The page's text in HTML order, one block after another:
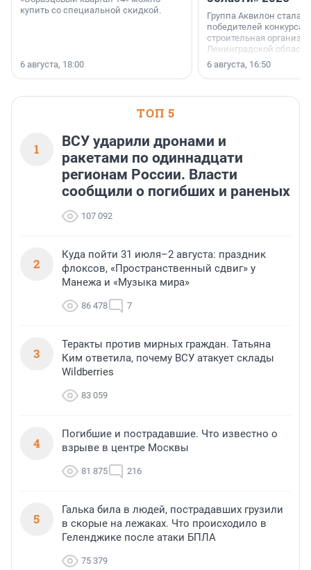
купить со специальной скидкой.
6 августа, 18:00
Группа Аквилон стала
победителей конкурса
строительная
Ленинградской области
номинации «Самый
застройщик
области».
6 августа, 16:50
ТОП 5
1
ВСУ ударили дронами и
ракетами по одиннадцати
регионам России. Власти
сообщили о погибших и раненых
107 092
2
Куда пойти 31 июля–2 августа: праздник
флоксов, «Пространственный сдвиг» у
Манежа и «Музыка мира»
86 478 7
3
Теракты против мирных граждан. Татьяна
Ким ответила, почему ВСУ атакует склады
Wildberries
83 059
4
Погибшие и пострадавшие. Что известно о
взрыве в центре Москвы
81 875 216
5
Галька била в людей, пострадавших грузили
в скорые на лежаках. Что происходило в
Геленджике после атаки БПЛА
75 379